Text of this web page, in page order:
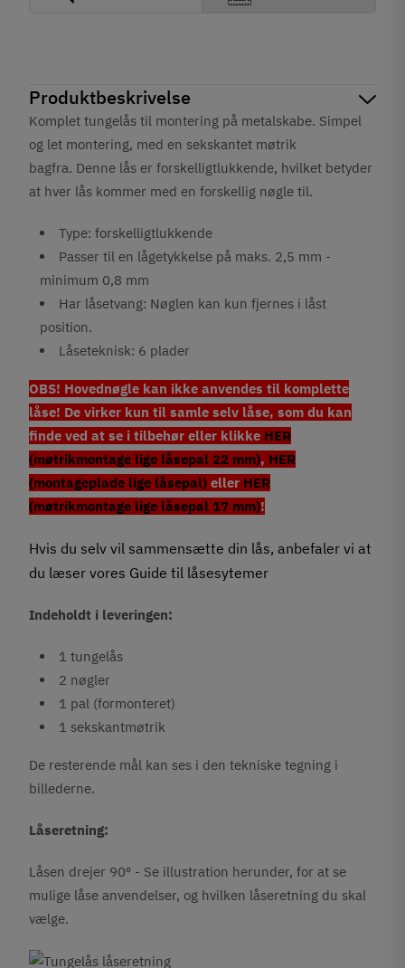
Produktbeskrivelse
Komplet tungelås til montering på metalskabe. Simpel
og let montering, med en sekskantet møtrik
bagfra. Denne lås er forskelligtlukkende, hvilket betyder
at hver lås kommer med en forskellig nøgle til.
Type: forskelligtlukkende
Passer til en lågetykkelse på maks. 2,5 mm -
minimum 0,8 mm
Har låsetvang: Nøglen kan kun fjernes i låst
position.
Låseteknisk: 6 plader
OBS! Hovednøgle kan ikke anvendes til komplette
låse! De virker kun til samle selv låse, som du kan
finde ved at se i tilbehør eller klikke HER
(møtrikmontage lige låsepal 22 mm), HER
(montageplade lige låsepal) eller HER
(møtrikmontage lige låsepal 17 mm)!
Hvis du selv vil sammensætte din lås, anbefaler vi at
du læser vores Guide til låsesytemer
Indeholdt i leveringen:
1 tungelås
2 nøgler
1 pal (formonteret)
1 sekskantmøtrik
De resterende mål kan ses i den tekniske tegning i
billederne.
Låseretning:
Låsen drejer 90º - Se illustration herunder, for at se
mulige låse anvendelser, og hvilken låseretning du skal
vælge.